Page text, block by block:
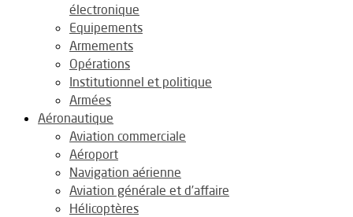
électronique
Equipements
Armements
Opérations
Institutionnel et politique
Armées
Aéronautique
Aviation commerciale
Aéroport
Navigation aérienne
Aviation générale et d’affaire
Hélicoptères